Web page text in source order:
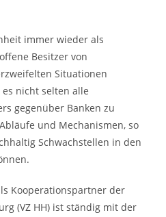
immer wieder als
Besitzer von
Situationen
nicht selten alle
gegenüber Banken zu
und Mechanismen, so
Schwachstellen in den
Kooperationspartner der
(VZ HH) ist ständig mit der